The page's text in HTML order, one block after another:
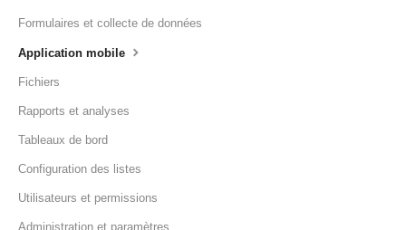
Formulaires et collecte de données
Application mobile
Fichiers
Rapports et analyses
Tableaux de bord
Configuration des listes
Utilisateurs et permissions
Administration et paramètres